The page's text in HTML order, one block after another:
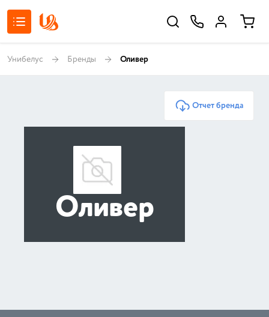
Унибелус Бренды Оливер
Отчет бренда
Оливер